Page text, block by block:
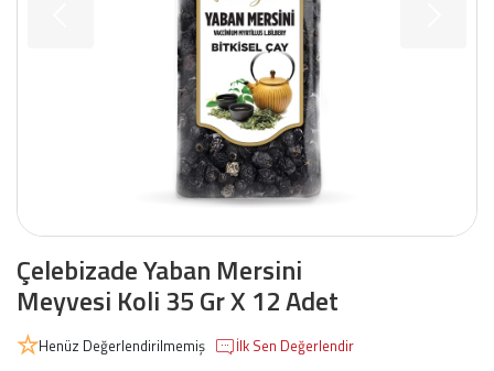
Çelebizade Yaban Mersini
Meyvesi Koli 35 Gr X 12 Adet
Henüz Değerlendirilmemiş İlk Sen Değerlendir